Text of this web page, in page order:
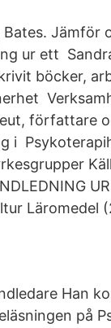
Bates. Jämför
ur ett
böcker,
författare
i
UR
Läromedel
Han
på